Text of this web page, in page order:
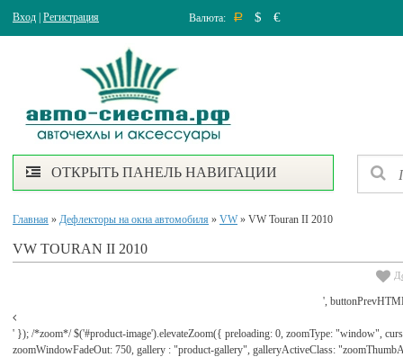
Вход Регистрация Валюта: Р $ €
ОТКРЫТЬ ПАНЕЛЬ НАВИГАЦИИ
Главная » Дефлекторы на окна автомобиля » VW » VW Touran II 2010
VW TOURAN II 2010
',
' }); /*zoom*/ $('#product-image').elevateZoom({ preloading: 0, zoomType: "window",
zoomWindowFadeOut: 750, gallery : "product-gallery", galleryActiveClass: